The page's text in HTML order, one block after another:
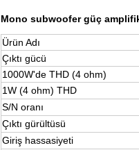
Mono subwoofer güç
Ürün Adı
Çıktı gücü
1000W'de THD (4 ohm)
1W (4 ohm) THD
S/N oranı
Çıktı gürültüsü
Giriş hassasiyeti